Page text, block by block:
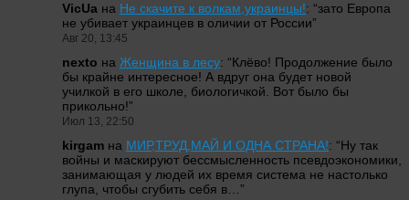
VicUa на Не скачите к волкам,украинцы!: “зато Европа
не убивает украинцев в оличии от России”
Авг 20, 13:45
nexto на Женщина в лесу: “Клёво! Продолжение было
бы крайне интересное! А вдруг она будет новой
училкой в его школе, биологичкой. Вот было бы
прикольно!”
Июл 13, 22:50
kirgam на МИР,ТРУД,МАЙ И ОДНА СТРАНА!: “Ну так
войны и маскируют бессмысленность псевдоэкономики,
занимающая у людей их время система не настолько
глупа, чтобы сгубить себя в… ”